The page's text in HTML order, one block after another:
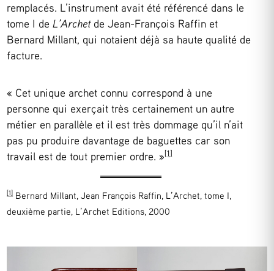
remplacés. L’instrument avait été référencé dans le
tome I deL’Archetde Jean-François Raffin et
Bernard Millant, qui notaient déjà sa haute qualité de
facture.
« Cet unique archet connu correspond à une
personne qui exerçait très certainement un autre
métier en parallèle et il est très dommage qu’il n’ait
pas pu produire davantage de baguettes car son
travail est de tout premier ordre. »[1]
[1]Bernard Millant, Jean François Raffin, L’Archet, tome I,
deuxième partie, L’Archet Editions, 2000